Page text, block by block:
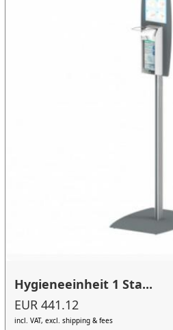
Hygieneeinheit 1 Sta...
EUR 441.12
incl. VAT, excl. shipping & fees